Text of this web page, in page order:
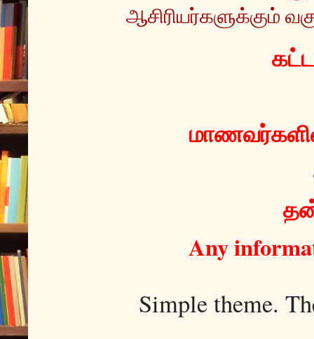
ஆசிரியர்களுக்கும்
Any
Simple theme.